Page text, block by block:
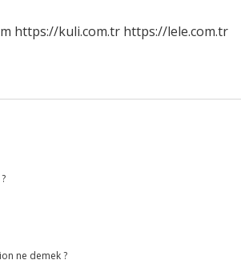
https://kuli.com.tr https://lele.com.tr
ne demek ?